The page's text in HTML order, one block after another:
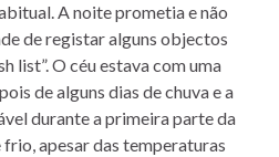
A noite prometia e não
de registar alguns objectos
list”. O céu estava com uma
de alguns dias de chuva e a
durante a primeira parte da
apesar das temperaturas